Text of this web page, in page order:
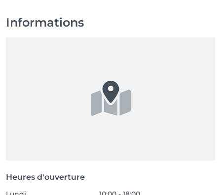
Informations
Heures d'ouverture